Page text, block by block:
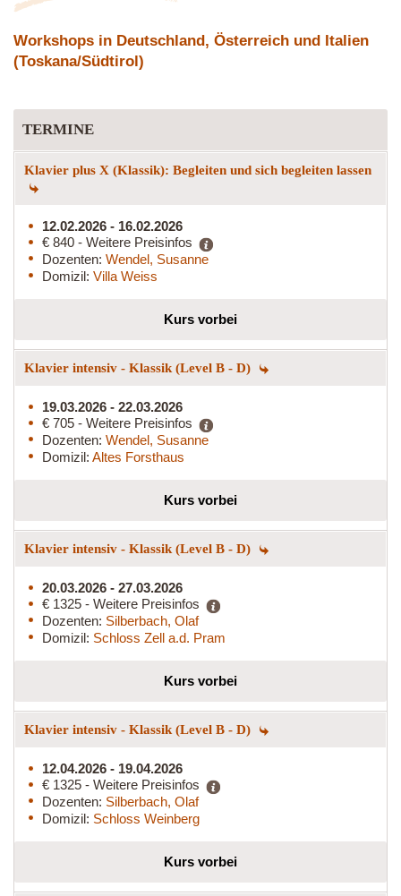
Workshops in Deutschland, Österreich und Italien
(Toskana/Südtirol)
TERMINE
Klavier plus X (Klassik): Begleiten und sich begleiten lassen
12.02.2026 - 16.02.2026
€ 840 - Weitere Preisinfos
Dozenten: Wendel, Susanne
Domizil: Villa Weiss
Kurs vorbei
Klavier intensiv - Klassik (Level B - D)
19.03.2026 - 22.03.2026
€ 705 - Weitere Preisinfos
Dozenten: Wendel, Susanne
Domizil: Altes Forsthaus
Kurs vorbei
Klavier intensiv - Klassik (Level B - D)
20.03.2026 - 27.03.2026
€ 1325 - Weitere Preisinfos
Dozenten: Silberbach, Olaf
Domizil: Schloss Zell a.d. Pram
Kurs vorbei
Klavier intensiv - Klassik (Level B - D)
12.04.2026 - 19.04.2026
€ 1325 - Weitere Preisinfos
Dozenten: Silberbach, Olaf
Domizil: Schloss Weinberg
Kurs vorbei